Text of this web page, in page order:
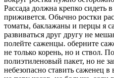
Рассада должна крепко сидеть
приживется. Обычно ростки
томаты, баклажаны и перцы я
развиваться друг другу не
полейте саженцы. оберните
не только корень, но и ствол.
полиэтиленовый пакет, но не
небезопасно ставить саженец